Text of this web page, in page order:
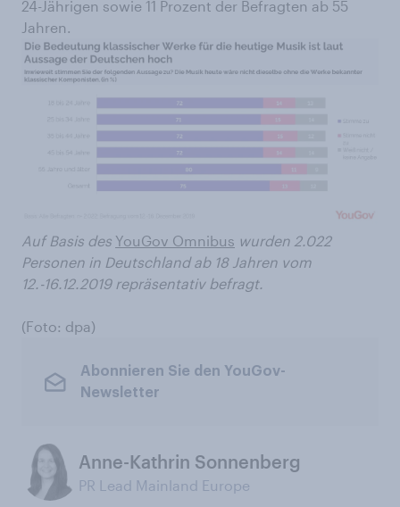
24-Jährigen sowie 11 Prozent der Befragten ab 55
Jahren.
Auf Basis des YouGov Omnibus wurden 2.022
Personen in Deutschland ab 18 Jahren vom
12.-16.12.2019 repräsentativ befragt.
(Foto: dpa)
Abonnieren Sie den YouGov-
Newsletter
Anne-Kathrin Sonnenberg
PR Lead Mainland Europe